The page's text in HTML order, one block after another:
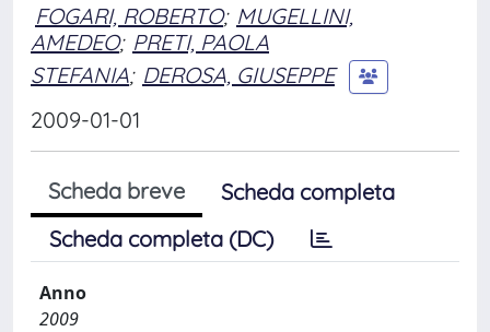
FOGARI, ROBERTO; MUGELLINI,
AMEDEO; PRETI, PAOLA
STEFANIA; DEROSA, GIUSEPPE
2009-01-01
Scheda breve
Scheda completa
Scheda completa (DC)
Anno
2009